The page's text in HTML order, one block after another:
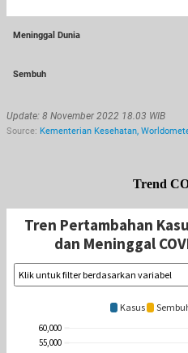
Trend